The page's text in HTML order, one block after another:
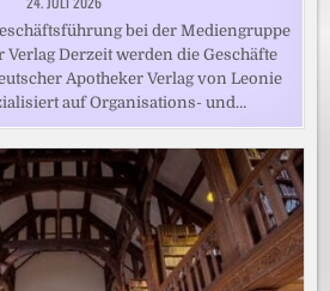
bei der Mediengruppe
Verlag Derzeit werden die Geschäfte
Apotheker Verlag von Leonie
auf Organisations- und…